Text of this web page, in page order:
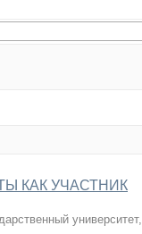
КАК УЧАСТНИК
университет,